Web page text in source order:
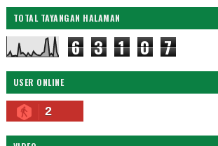
TOTAL TAYANGAN HALAMAN
6 3 1 0 7
USER ONLINE
2